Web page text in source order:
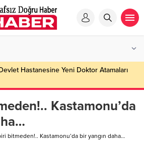
Hastanesine Yeni Doktor Atamaları
Kastamonu’da
bitmeden!.. Kastamonu’da bir yangın daha…